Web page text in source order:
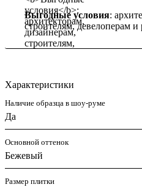
Выгодные условия:
строителям, девелоперам
Характеристики
Наличие образца в шоу-руме
Да
Основной оттенок
Бежевый
Размер плитки